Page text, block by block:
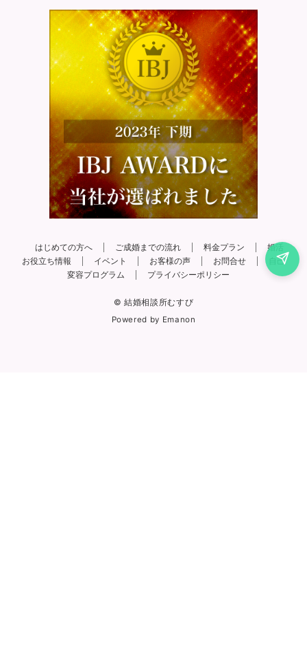
はじめての方へ ご成婚までの流れ 料金プラン
婚活
お役立ち情報
イベント お客様の声 お問合せ
自己
変容プログラム
プライバシーポリシー
© 結婚相談所むすび
Powered by Emanon